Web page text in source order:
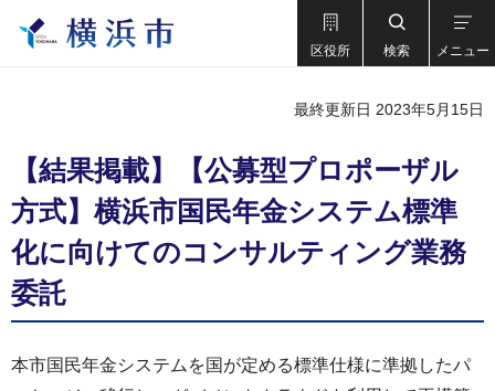
区役所 検索 メニュー
最終更新日 2023年5月15日
【結果掲載】【公募型プロポーザル
方式】横浜市国民年金システム標準
化に向けてのコンサルティング業務
委託
本市国民年金システムを国が定める標準仕様に準拠したパ